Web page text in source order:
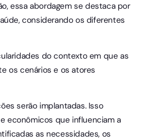
essa abordagem se destaca por
considerando os diferentes
do contexto em que as
os cenários e os atores
serão implantadas. Isso
econômicos que influenciam a
as necessidades, os